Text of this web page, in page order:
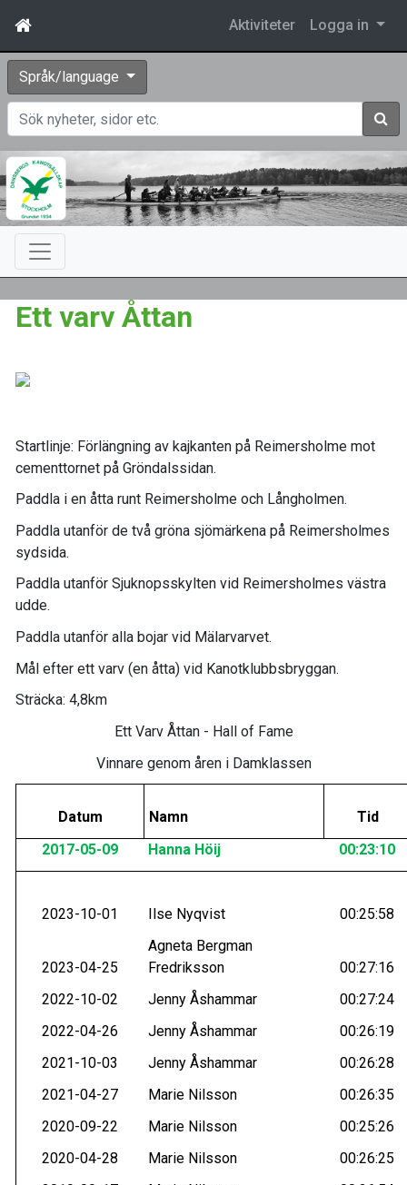
Aktiviteter Logga in
Språk/language
Sök
Ett varv Åttan
Startlinje: Förlängning av kajkanten på Reimersholme mot
cementtornet på Gröndalssidan.
Paddla i en åtta runt Reimersholme och Långholmen.
Paddla utanför de två gröna sjömärkena på Reimersholmes
sydsida.
Paddla utanför Sjuknopsskylten vid Reimersholmes västra
udde.
Paddla utanför alla bojar vid Mälarvarvet.
Mål efter ett varv (en åtta) vid Kanotklubbsbryggan.
Sträcka: 4,8km
Ett Varv Åttan - Hall of Fame
Vinnare genom åren i Damklassen
Datum Namn
Tid
2017-05-09
Hanna Höij 00:23:10
2023-10-01 Ilse Nyqvist 00:25:58
2023-04-25
Agneta Bergman
Fredriksson
00:27:16
2022-10-02
Jenny Åshammar
00:27:24
2022-04-26
Jenny Åshammar
00:26:19
2021-10-03
Jenny Åshammar
00:26:28
2021-04-27
Marie Nilsson
00:26:35
2020-09-22
Marie Nilsson
00:25:26
2020-04-28
Marie Nilsson
00:26:25